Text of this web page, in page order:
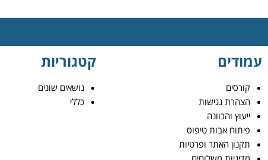
עמודים
קורסים
הצהרת נגישות
ייעוץ והכוונה
פיתוח אבות טיפוס
תקנון האתר ופרטיות
קטגוריות
נושאים שונים
כללי